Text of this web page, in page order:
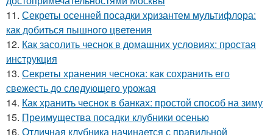
11. Секреты осенней посадки хризантем мультифлора:
как добиться пышного цветения
12. Как засолить чеснок в домашних условиях: простая
инструкция
13. Секреты хранения чеснока: как сохранить его
свежесть до следующего урожая
14. Как хранить чеснок в банках: простой способ на зиму
15. Преимущества посадки клубники осенью
16. Отличная клубника начинается с правильной